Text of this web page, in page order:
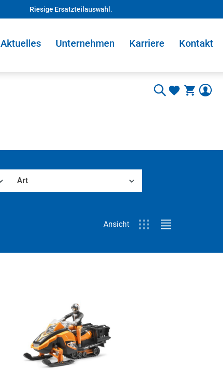
Riesige Ersatzteilauswahl.
Aktuelles Unternehmen Karriere Kontakt
Art
Ansicht